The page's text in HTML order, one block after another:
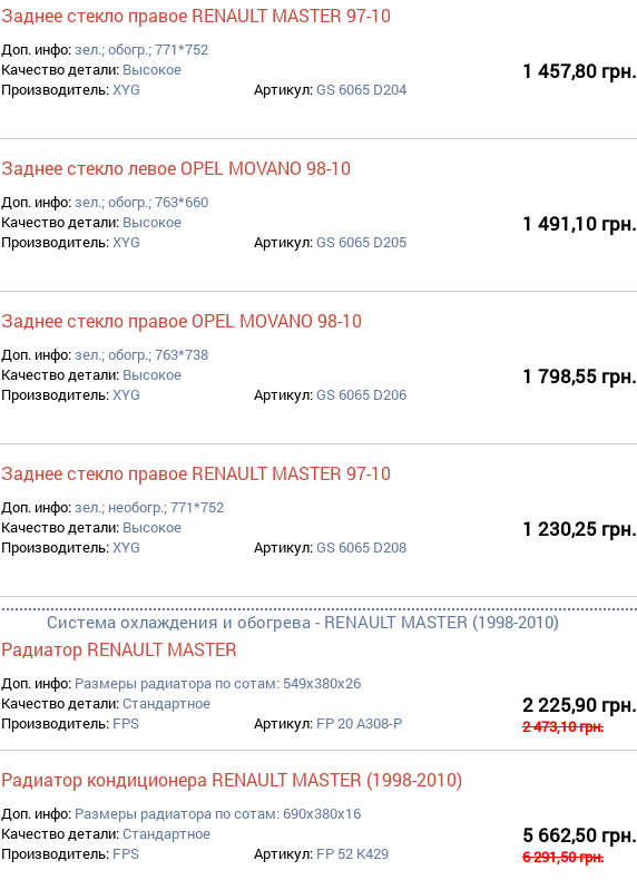
Заднее стекло правое RENAULT MASTER 97-10
Доп. инфо:зел.; обогр.; 771*752
Качество детали: Высокое
Производитель:XYG Артикул:GS 6065 D204
1 457,80 грн.
Заднее стекло левое OPEL MOVANO 98-10
Доп. инфо:зел.; обогр.; 763*660
Качество детали: Высокое
Производитель:XYG Артикул:GS 6065 D205
1 491,10 грн.
Заднее стекло правое OPEL MOVANO 98-10
Доп. инфо:зел.; обогр.; 763*738
Качество детали: Высокое
Производитель:XYG Артикул:GS 6065 D206
1 798,55 грн.
Заднее стекло правое RENAULT MASTER 97-10
Доп. инфо:зел.; необогр.; 771*752
Качество детали: Высокое
Производитель:XYG Артикул:GS 6065 D208
1 230,25 грн.
Система охлаждения и обогрева - RENAULT MASTER (1998-2010)
Радиатор RENAULT MASTER
Доп. инфо: Размеры радиатора по сотам: 549x380x26
Качество детали:Стандартное
Производитель: FPS Артикул: FP 20 A308-P
2 225,90 грн.
2 473,10 грн.
Радиатор кондиционера RENAULT MASTER (1998-2010)
Доп. инфо: Размеры радиатора по сотам: 690x380x16
Качество детали:Стандартное
Производитель: FPS Артикул: FP 52 K429
5 662,50 грн.
6 291,50 грн.